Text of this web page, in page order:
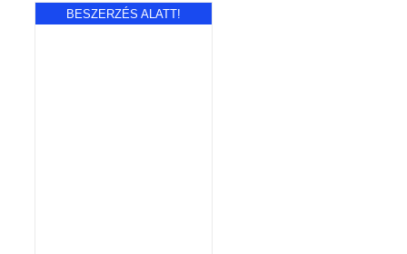
BESZERZÉS ALATT!